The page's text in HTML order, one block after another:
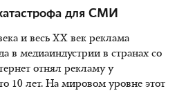
для СМИ
и весь XX век реклама
в медиаиндустрии в странах со
отнял рекламу у
10 лет. На мировом уровне этот